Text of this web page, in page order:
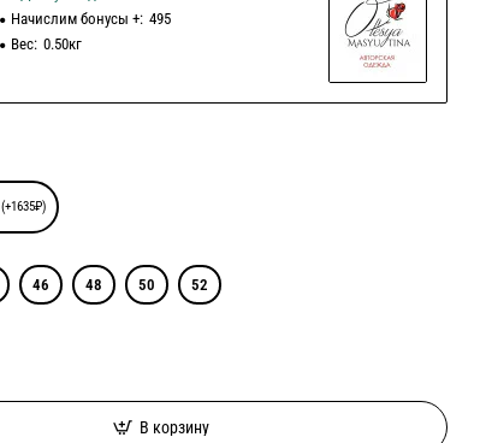
Начислим бонусы +: 495
Вес: 0.50кг
(+1635₽)
46 48 50 52
В корзину